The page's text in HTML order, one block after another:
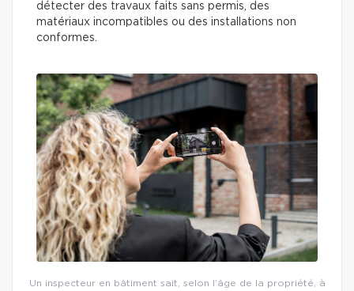
détecter des travaux faits sans permis, des
matériaux incompatibles ou des installations non
conformes.
Un inspecteur en bâtiment sait, selon l’âge de la propriété, à